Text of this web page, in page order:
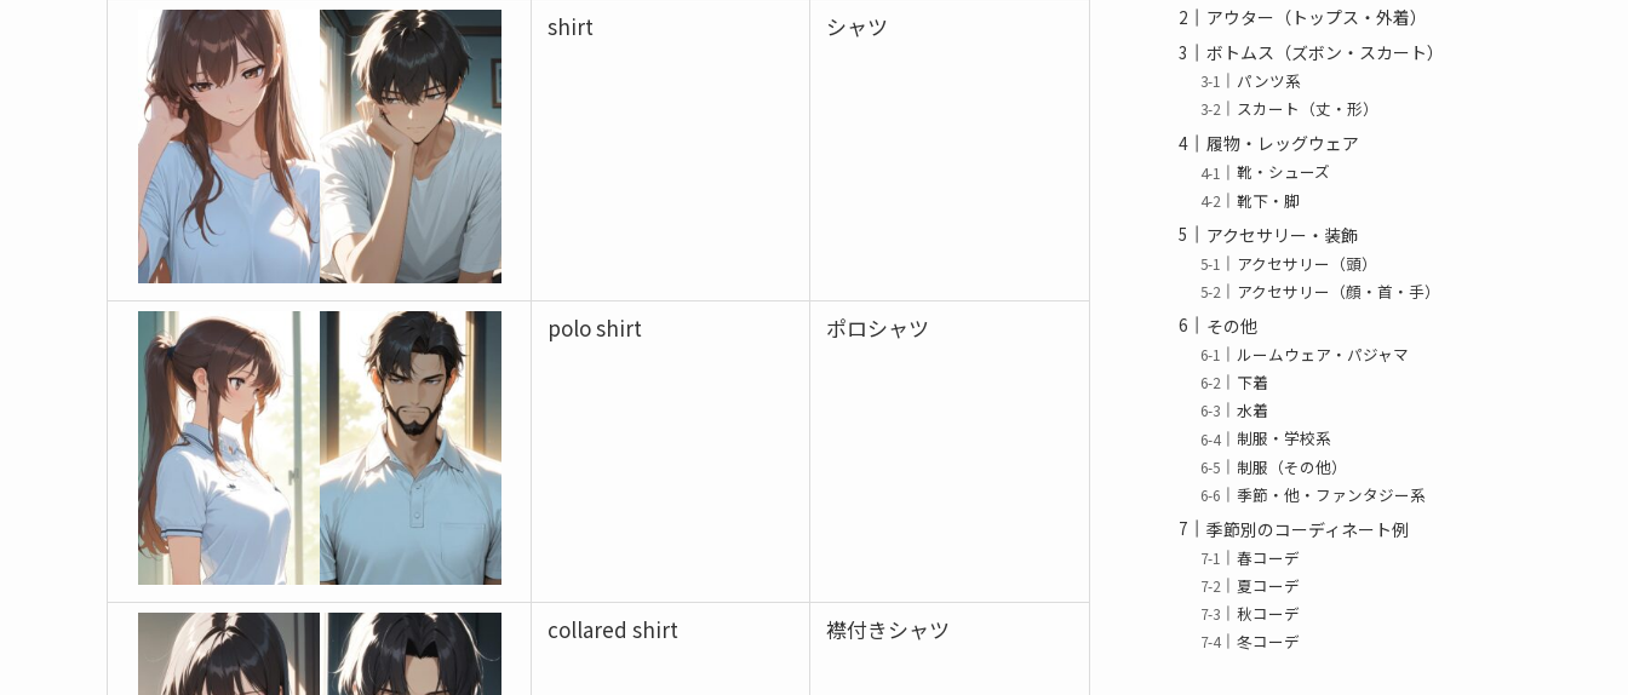
shirt シャツ
polo shirt ポロシャツ
collared shirt 襟付きシャツ
アウター（トップス・外着）
ボトムス（ズボン・スカート）
パンツ系
スカート（丈・形）
履物・レッグウェア
靴・シューズ
靴下・脚
アクセサリー・装飾
アクセサリー（頭）
アクセサリー（顔・首・手）
その他
ルームウェア・パジャマ
下着
水着
制服・学校系
制服（その他）
季節・他・ファンタジー系
季節別のコーディネート例
春コーデ
夏コーデ
秋コーデ
冬コーデ